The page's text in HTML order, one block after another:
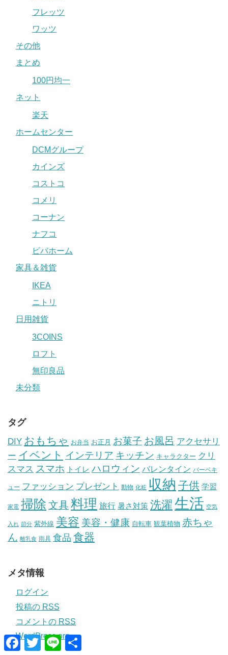
フレッツ
ワッツ
その他
まとめ
100円均一
ネット
楽天
ホームセンター
DCMグループ
カインズ
コストコ
コメリ
コーナン
ナフコ
ビバホーム
家具＆雑貨
IKEA
ニトリ
日用雑貨
3COINS
ロフト
無印良品
未分類
タグ
DIY おもちゃ お弁当 お正月 お菓子 お風呂 アクセサリ
ー イベント インテリア キッチン キャラクター クリ
スマス スマホ トイレ ハロウィン バレンタイン バーベキ
ュー ファッション プレゼント 動物 化粧 収納 子供 学習
家電 掃除 文具料理 旅行 暑さ対策 洗濯 生活 空気
入れ 節分 紫外線 美容 美容・健康 自転車 観葉植物 赤ちゃ
ん 離乳食 雨具 食品 食器
メタ情報
ログイン
投稿の RSS
コメントの RSS
WordPress.org
F
T
L